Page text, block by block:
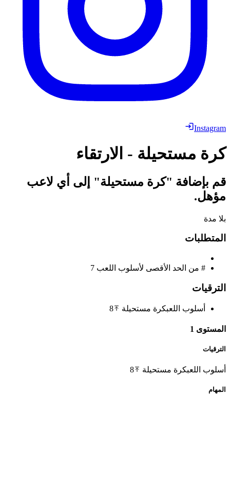
Instagram
كرة مستحيلة - الارتقاء
قم بإضافة "كرة مستحيلة" إلى أي لاعب
مؤهل.
بلا مدة
المتطلبات
# من الحد الأقصى لأسلوب اللعب
الترقيات
أسلوب اللعبكرة مستحيلة 8
المستوى 1
الترقيات
أسلوب اللعبكرة مستحيلة 8
المهام